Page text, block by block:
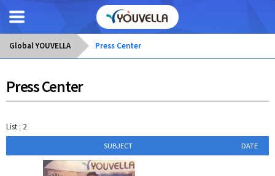
Global YOUVELLA Press Center
Press Center
List : 2
SUBJECT DATE